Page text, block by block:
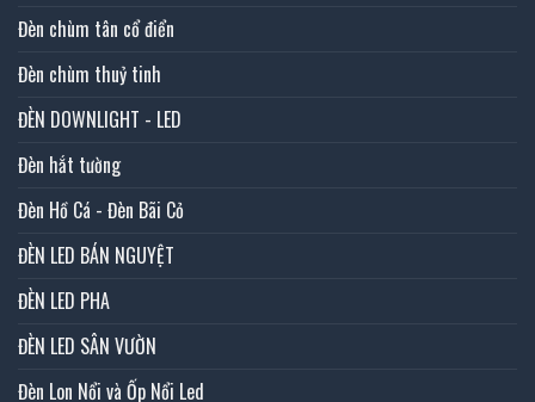
Đèn chùm tân cổ điển
Đèn chùm thuỷ tinh
ĐÈN DOWNLIGHT - LED
Đèn hắt tường
Đèn Hồ Cá - Đèn Bãi Cỏ
ĐÈN LED BÁN NGUYỆT
ĐÈN LED PHA
ĐÈN LED SÂN VƯỜN
Đèn Lon Nổi và Ốp Nổi Led